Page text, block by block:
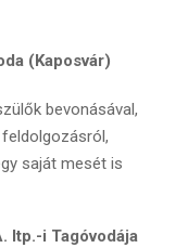
(Kaposvár)
bevonásával,
saját mesét is
ltp.-i Tagóvodája